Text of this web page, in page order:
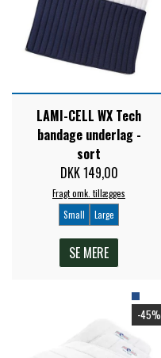
LAMI-CELL WX Tech
bandage underlag -
sort
DKK 149,00
Fragt omk. tillægges
Small
Large
SE MERE
-45%